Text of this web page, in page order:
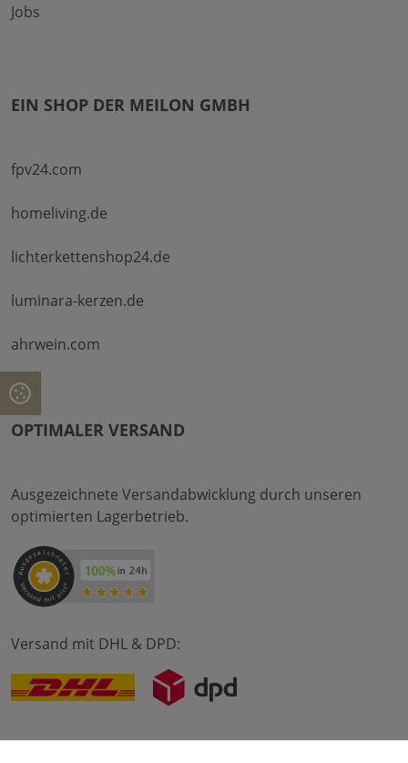
Jobs
EIN SHOP DER MEILON GMBH
fpv24.com
homeliving.de
lichterkettenshop24.de
luminara-kerzen.de
ahrwein.com
OPTIMALER VERSAND
Ausgezeichnete Versandabwicklung durch unseren
optimierten Lagerbetrieb.
Versand mit DHL & DPD: